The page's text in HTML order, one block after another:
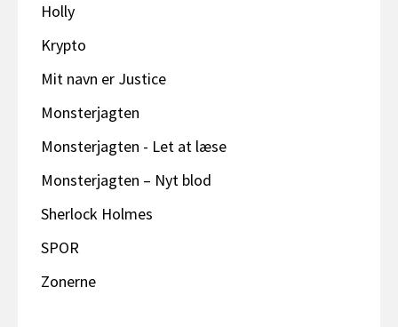
Holly
Krypto
Mit navn er Justice
Monsterjagten
Monsterjagten - Let at læse
Monsterjagten – Nyt blod
Sherlock Holmes
SPOR
Zonerne